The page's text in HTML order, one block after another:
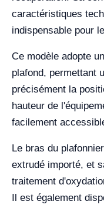
caractéristiques
indispensable pour
Ce modèle adopte
plafond, permettant
précisément la
hauteur de
facilement
Le bras du
extrudé importé, et
traitement
Il est également